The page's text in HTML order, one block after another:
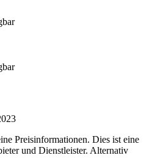
Preisinformationen. Dies ist eine
und Dienstleister. Alternativ